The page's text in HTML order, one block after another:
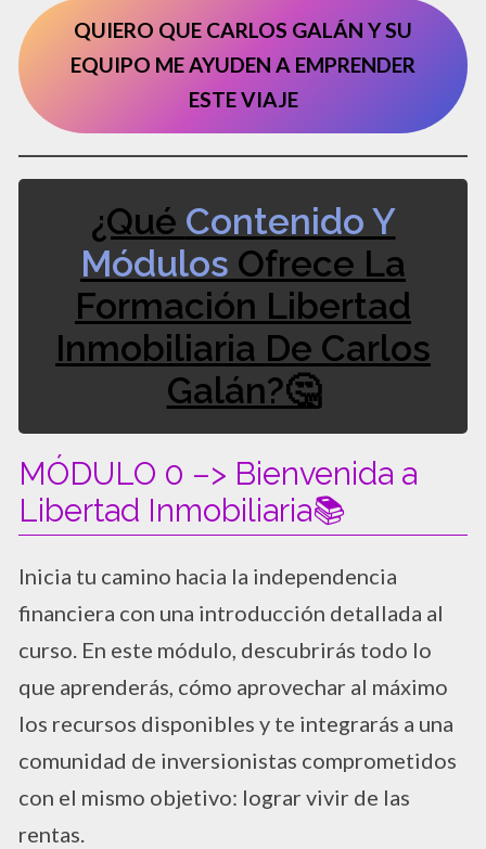
QUIERO QUE CARLOS GALÁN Y SU
EQUIPO ME AYUDEN A EMPRENDER
ESTE VIAJE
¿Qué Contenido Y
Módulos Ofrece La
Formación Libertad
Inmobiliaria De Carlos
Galán?🤔
MÓDULO 0 –> Bienvenida a
Libertad Inmobiliaria📚
Inicia tu camino hacia la independencia
financiera con una introducción detallada al
curso. En este módulo, descubrirás todo lo
que aprenderás, cómo aprovechar al máximo
los recursos disponibles y te integrarás a una
comunidad de inversionistas comprometidos
con el mismo objetivo: lograr vivir de las
rentas.